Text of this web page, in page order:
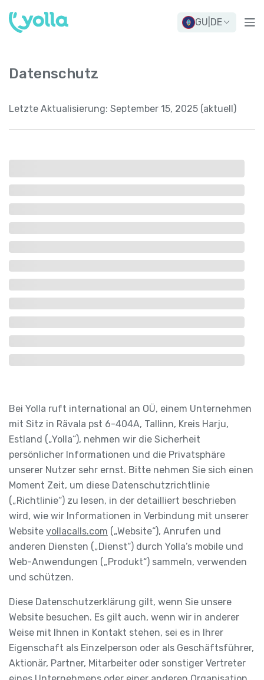
GU DE
Datenschutz
Letzte Aktualisierung: September 15, 2025 (aktuell)
Bei Yolla ruft international an OÜ, einem Unternehmen
mit Sitz in Rävala pst 6-404A, Tallinn, Kreis Harju,
Estland („Yolla“), nehmen wir die Sicherheit
persönlicher Informationen und die Privatsphäre
unserer Nutzer sehr ernst. Bitte nehmen Sie sich einen
Moment Zeit, um diese Datenschutzrichtlinie
(„Richtlinie“) zu lesen, in der detailliert beschrieben
wird, wie wir Informationen in Verbindung mit unserer
Website yollacalls.com („Website“), Anrufen und
anderen Diensten („Dienst“) durch Yolla’s mobile und
Web-Anwendungen („Produkt“) sammeln, verwenden
und schützen.
Diese Datenschutzerklärung gilt, wenn Sie unsere
Website besuchen. Es gilt auch, wenn wir in anderer
Weise mit Ihnen in Kontakt stehen, sei es in Ihrer
Eigenschaft als Einzelperson oder als Geschäftsführer,
Aktionär, Partner, Mitarbeiter oder sonstiger Vertreter